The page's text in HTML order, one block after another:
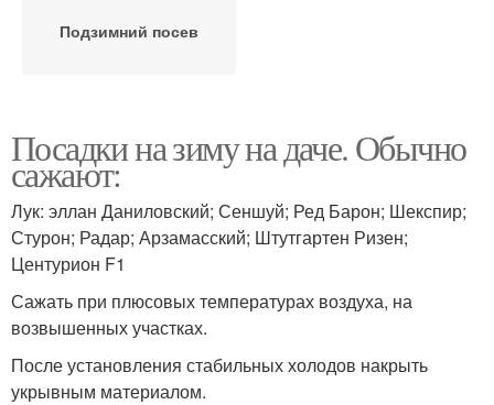
Подзимний посев
Посадки на зиму на даче. Обычно
сажают:
Лук: эллан Даниловский; Сеншуй; Ред Барон; Шекспир;
Стурон; Радар; Арзамасский; Штутгартен Ризен;
Центурион F1
Сажать при плюсовых температурах воздуха, на
возвышенных участках.
После установления стабильных холодов накрыть
укрывным материалом.